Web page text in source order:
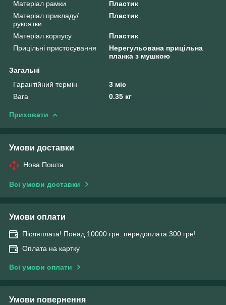
Матеріал рамки
Пластик
Матеріал прикладу/
рукоятки
Пластик
Матеріал корпусу
Пластик
Прицільні пристосування
Нерегульована прицільна
планка з мушкою
Загальні
Гарантійний термін
3 міс
Вага
0.35 кг
Приховати
Умови доставки
Нова Пошта
Всі умови доставки
Умови оплати
Післяплата! Понад 10000 грн. передоплата 300 грн!
Оплата на картку
Всі умови оплати
Умови повернення